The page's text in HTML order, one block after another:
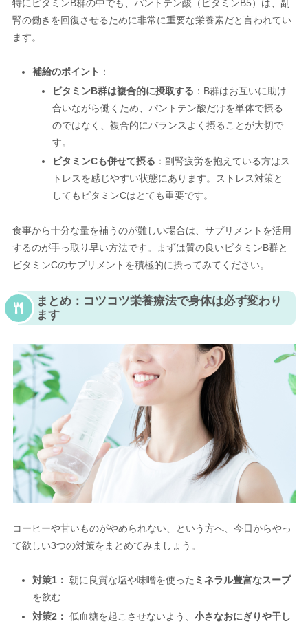
特にビタミンB群の中でも、パントテン酸（ビタミンB5）は、副
腎の働きを回復させるために非常に重要な栄養素だと言われてい
ます。
補給のポイント ：
ビタミンB群は複合的に摂取する ：B群はお互いに助け
合いながら働くため、パントテン酸だけを単体で摂る
のではなく、複合的にバランスよく摂ることが大切で
す。
ビタミンCも併せて摂る ：副腎疲労を抱えている方はス
トレスを感じやすい状態にあります。ストレス対策と
してもビタミンCはとても重要です。
食事から十分な量を補うのが難しい場合は、サプリメントを活用
するのが手っ取り早い方法です。まずは質の良いビタミンB群と
ビタミンCのサプリメントを積極的に摂ってみてください。
まとめ：コツコツ栄養療法で身体は必ず変わり
ます
コーヒーや甘いものがやめられない、という方へ、今日からやっ
て欲しい3つの対策をまとめてみましょう。
対策1： 朝に良質な塩や味噌を使った ミネラル豊富なスープ
を飲む
対策2： 低血糖を起こさせないよう、小さなおにぎりや干し